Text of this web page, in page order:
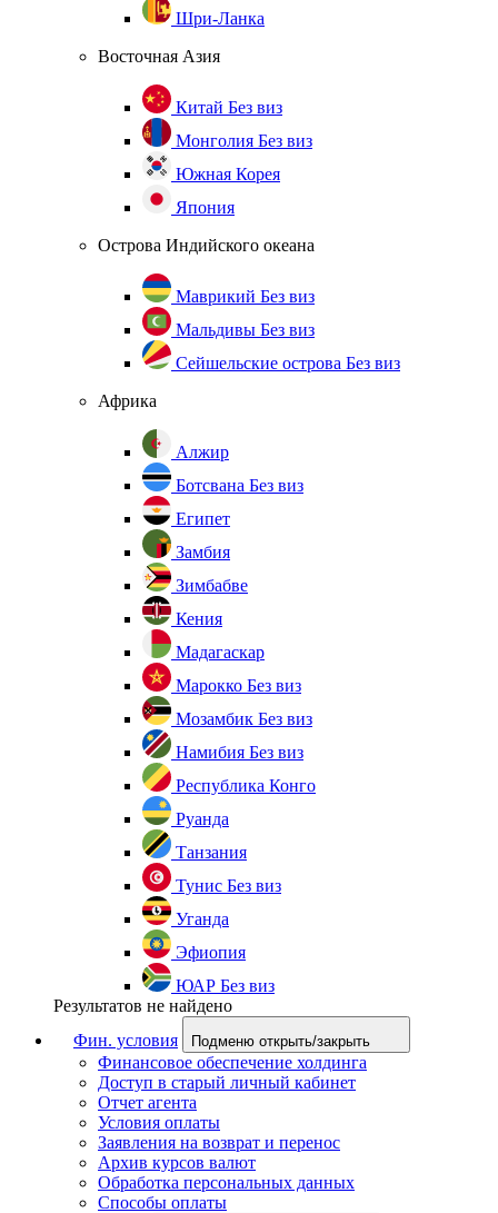
Шри-Ланка
Восточная Азия
Китай Без виз
Монголия Без виз
Южная Корея
Япония
Острова Индийского океана
Маврикий Без виз
Мальдивы Без виз
Сейшельские острова Без виз
Африка
Алжир
Ботсвана Без виз
Египет
Замбия
Зимбабве
Кения
Мадагаскар
Марокко Без виз
Мозамбик Без виз
Намибия Без виз
Республика Конго
Руанда
Танзания
Тунис Без виз
Уганда
Эфиопия
ЮАР Без виз
Результатов не найдено
Фин. условия
Подменю открыть/закрыть
Финансовое обеспечение холдинга
Доступ в старый личный кабинет
Отчет агента
Условия оплаты
Заявления на возврат и перенос
Архив курсов валют
Обработка персональных данных
Способы оплаты